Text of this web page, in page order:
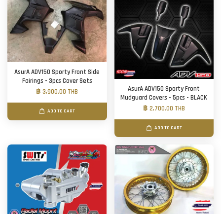
AsurA ADV150 Sporty Front Side
Fairings - 3pcs Cover Sets
฿ 3,900.00 THB
ADD TO CART
AsurA ADV150 Sporty Front
Mudguard Covers - 5pcs - BLACK
฿ 2,700.00 THB
ADD TO CART